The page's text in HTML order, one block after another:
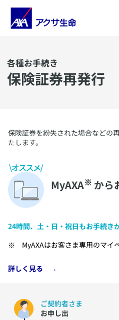
各種お手続き
​保険証券再発行
保険証券を紛失された場合などの
たします。
​MyAXA※ から
24時間、土・日・祝日もお手続き
​MyAXAはお客さま専用のマイ
​詳しく見る →
ご契約者さま
お申し出